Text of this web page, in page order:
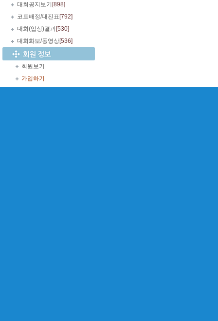
대회공지보기 [898]
코트배정/대진표 [792]
대회(입상)결과[530]
대회화보/동영상[536]
회원보기
가입하기